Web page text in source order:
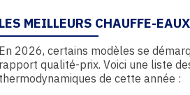
LES MEILLEURS CHAUFFE-
En 2026, certains modèles se
rapport qualité-prix. Voici une liste
thermodynamiques de cette année :